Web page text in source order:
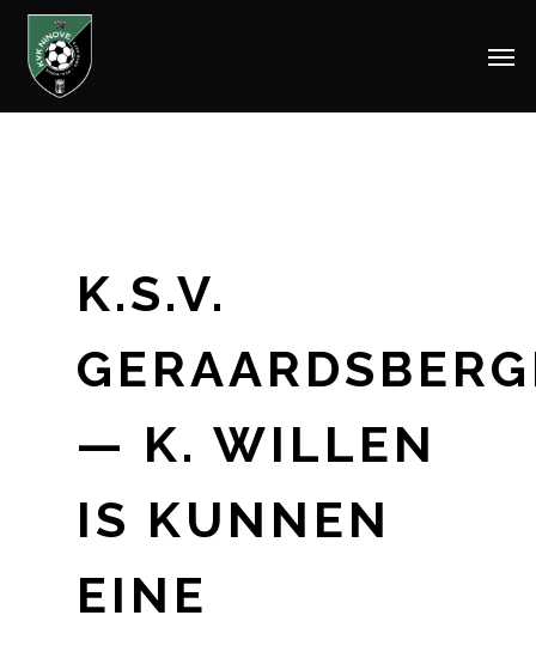
Skip
K.S.V.
— K. WILLEN
IS KUNNEN
EINE